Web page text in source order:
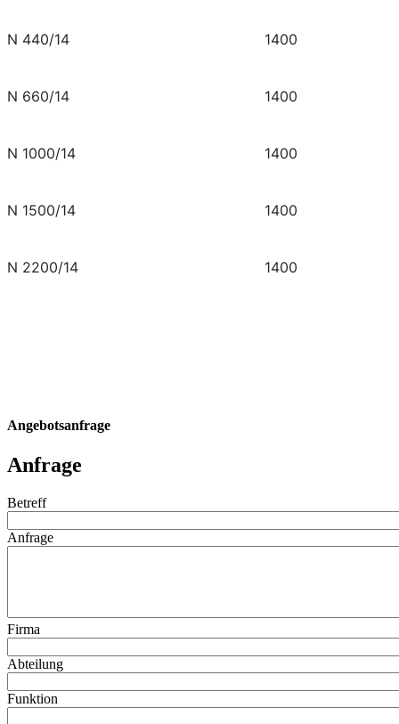
N 440/14 1400
N 660/14 1400
N 1000/14 1400
N 1500/14 1400
N 2200/14 1400
Angebotsanfrage
Anfrage
Betreff
Anfrage
Firma
Abteilung
Funktion